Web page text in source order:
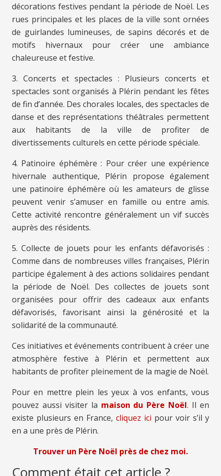
décorations festives pendant la période de Noël. Les
rues principales et les places de la ville sont ornées
de guirlandes lumineuses, de sapins décorés et de
motifs hivernaux pour créer une ambiance
chaleureuse et festive.
3. Concerts et spectacles : Plusieurs concerts et
spectacles sont organisés à Plérin pendant les fêtes
de fin d’année. Des chorales locales, des spectacles de
danse et des représentations théâtrales permettent
aux habitants de la ville de profiter de
divertissements culturels en cette période spéciale.
4. Patinoire éphémère : Pour créer une expérience
hivernale authentique, Plérin propose également
une patinoire éphémère où les amateurs de glisse
peuvent venir s’amuser en famille ou entre amis.
Cette activité rencontre généralement un vif succès
auprès des résidents.
5. Collecte de jouets pour les enfants défavorisés :
Comme dans de nombreuses villes françaises, Plérin
participe également à des actions solidaires pendant
la période de Noël. Des collectes de jouets sont
organisées pour offrir des cadeaux aux enfants
défavorisés, favorisant ainsi la générosité et la
solidarité de la communauté.
Ces initiatives et événements contribuent à créer une
atmosphère festive à Plérin et permettent aux
habitants de profiter pleinement de la magie de Noël.
Pour en mettre plein les yeux à vos enfants, vous
pouvez aussi visiter la maison du Père Noël. Il en
existe plusieurs en France, cliquez ici pour voir s’il y
en a une près de Plérin.
Trouver un Père Noël près de chez moi.
Comment était cet article ?